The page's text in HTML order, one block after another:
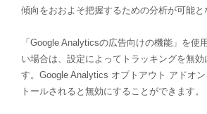
傾向をおおよそ把握するための分析が可能と
「Google Analyticsの広告向けの機能」を使
い場合は、設定によってトラッキングを無
す。Google Analytics オプトアウト アドオ
トールされると無効にすることができます。